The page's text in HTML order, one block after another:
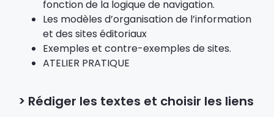
fonction de la logique de navigation.
Les modèles d’organisation de l’information
et des sites éditoriaux
Exemples et contre-exemples de sites.
ATELIER PRATIQUE
> Rédiger les textes et choisir les liens